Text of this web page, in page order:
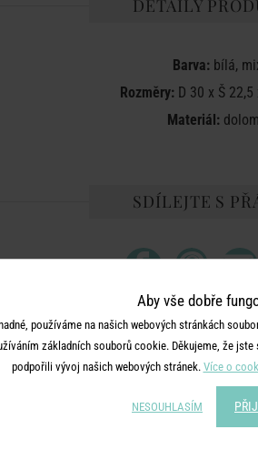
DETAILY
Barva:bílá,
Rozměry: D 30 x Š
Materiál:
SDÍLEJTE S
MOHLO BY SE
Aby vše dobře
používáme na našich webových stránkách
základních souborů cookie. Děkujeme, že
podpořili vývoj našich webových stránek. Více o
NESOUHLASÍM